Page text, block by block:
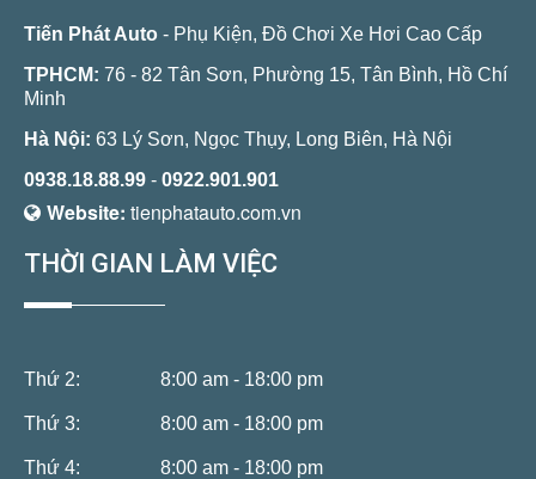
Tiến Phát Auto - Phụ Kiện, Đồ Chơi Xe Hơi Cao Cấp
TPHCM: 76 - 82 Tân Sơn, Phường 15, Tân Bình, Hồ Chí
Minh
Hà Nội: 63 Lý Sơn, Ngọc Thụy, Long Biên, Hà Nội
0938.18.88.99 - 0922.901.901
Website: tienphatauto.com.vn
THỜI GIAN LÀM VIỆC
Thứ 2: 8:00 am - 18:00 pm
Thứ 3: 8:00 am - 18:00 pm
Thứ 4: 8:00 am - 18:00 pm